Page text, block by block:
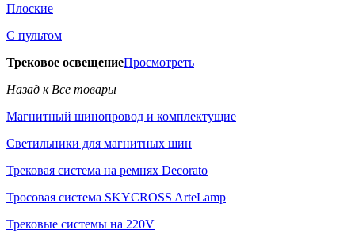
Плоские
С пультом
Трековое освещениеПросмотреть
Назад к Все товары
Магнитный шинопровод и комплектущие
Светильники для магнитных шин
Трековая система на ремнях Decorato
Тросовая система SKYCROSS ArteLamp
Трековые системы на 220V